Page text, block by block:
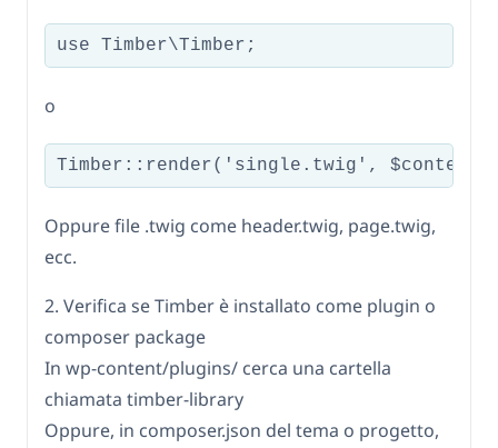
use Timber\Timber;
o
Timber::render('single.twig',
Oppure file .twig come header.twig, page.twig,
ecc.
2. Verifica se Timber è installato come plugin o
composer package
In wp-content/plugins/ cerca una cartella
chiamata timber-library
Oppure, in composer.json del tema o progetto,